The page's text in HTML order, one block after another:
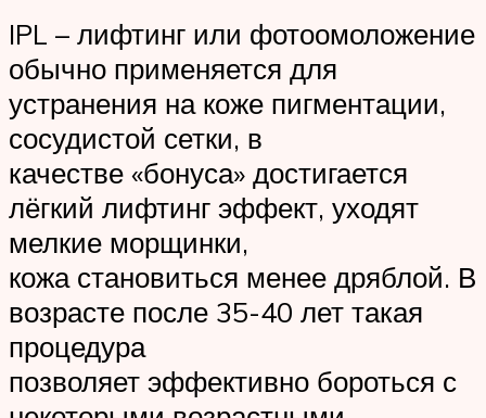
IPL – лифтинг или фотоомоложение
обычно применяется для
устранения на коже пигментации,
сосудистой сетки, в
качестве «бонуса» достигается
лёгкий лифтинг эффект, уходят
мелкие морщинки,
кожа становиться менее дряблой. В
возрасте после 35-40 лет такая
процедура
позволяет эффективно бороться с